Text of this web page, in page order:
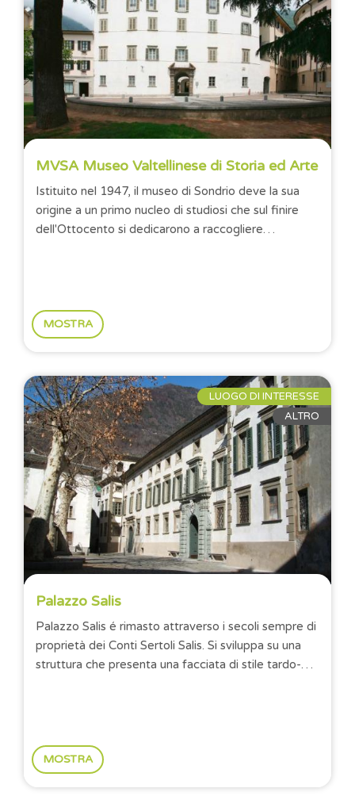
MVSA Museo Valtellinese di Storia ed Arte
Istituito nel 1947, il museo di Sondrio deve la sua
origine a un primo nucleo di studiosi che sul finire
dell'Ottocento si dedicarono a raccogliere
MOSTRA
LUOGO DI INTERESSE
ALTRO
Palazzo Salis
Palazzo Salis é rimasto attraverso i secoli sempre di
proprietà dei Conti Sertoli Salis. Si sviluppa su una
struttura che presenta una facciata di stile tardo-
MOSTRA